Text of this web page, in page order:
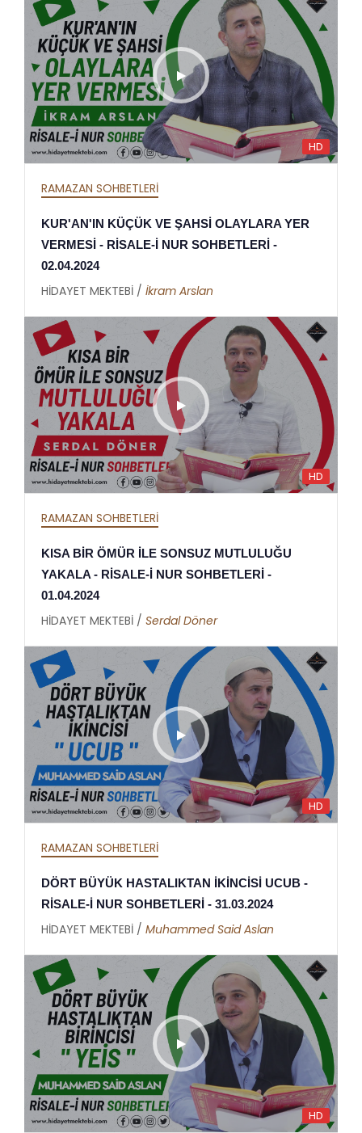
HD
RAMAZAN SOHBETLERİ
KUR'AN'IN KÜÇÜK VE ŞAHSİ OLAYLARA YER
VERMESİ - RİSALE-İ NUR SOHBETLERİ -
02.04.2024
HİDAYET MEKTEBİ / İkram Arslan
HD
RAMAZAN SOHBETLERİ
KISA BİR ÖMÜR İLE SONSUZ MUTLULUĞU
YAKALA - RİSALE-İ NUR SOHBETLERİ -
01.04.2024
HİDAYET MEKTEBİ / Serdal Döner
HD
RAMAZAN SOHBETLERİ
DÖRT BÜYÜK HASTALIKTAN İKİNCİSİ UCUB -
RİSALE-İ NUR SOHBETLERİ - 31.03.2024
HİDAYET MEKTEBİ / Muhammed Said Aslan
HD